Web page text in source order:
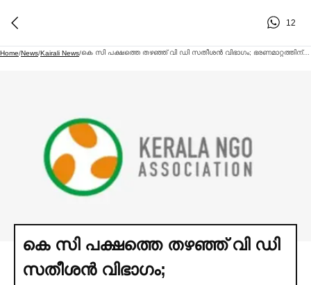
12
Home/News/Kairali News/ കെ സി പക്ഷത്തെ ത‍ഴഞ്ഞ് വി ഡി സതീശൻ വിഭാഗം; ഭരണമാറ്റത്തിന് പിന്നാലെ എൻജിഒ അസോസിയേഷനില്‍ തര്‍ക്കം
കെ സി പക്ഷത്തെ ത‍ഴഞ്ഞ് വി ഡി
സതീശൻ വിഭാഗം;